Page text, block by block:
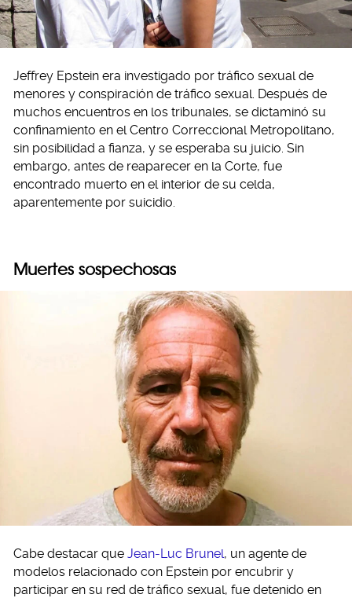
Jeffrey Epstein era investigado por tráfico sexual de
menores y conspiración de tráfico sexual. Después de
muchos encuentros en los tribunales, se dictaminó su
confinamiento en el Centro Correccional Metropolitano,
sin posibilidad a fianza, y se esperaba su juicio. Sin
embargo, antes de reaparecer en la Corte, fue
encontrado muerto en el interior de su celda,
aparentemente por suicidio.
Muertes sospechosas
Cabe destacar que Jean-Luc Brunel, un agente de
modelos relacionado con Epstein por encubrir y
participar en su red de tráfico sexual, fue detenido en